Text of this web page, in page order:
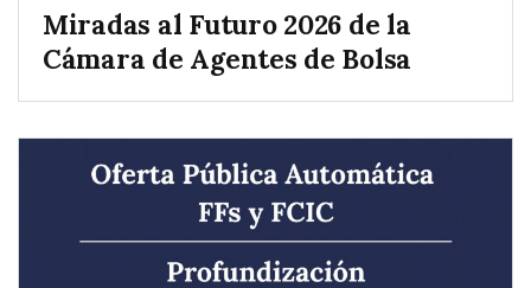
Miradas al Futuro 2026 de la
Cámara de Agentes de Bolsa